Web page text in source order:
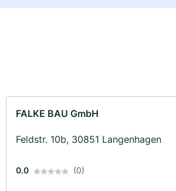
FALKE BAU GmbH
Feldstr. 10b, 30851 Langenhagen
0.0 (0)